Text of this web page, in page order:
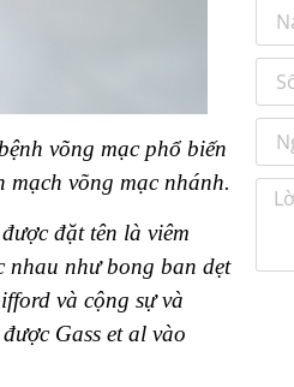
võng mạc phổ biến
võng mạc nhánh.
đặt tên là viêm
nhau như bong ban dẹt
và cộng sự và
Gass et al vào